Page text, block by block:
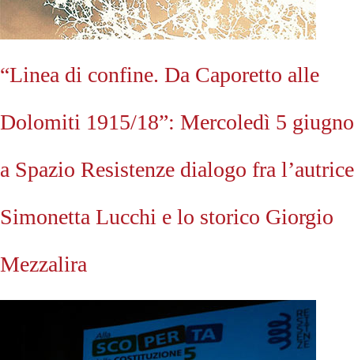
“Linea di confine. Da Caporetto alle
Dolomiti 1915/18”: Mercoledì 5 giugno
a Spazio Resistenze dialogo fra l’autrice
Simonetta Lucchi e lo storico Giorgio
Mezzalira